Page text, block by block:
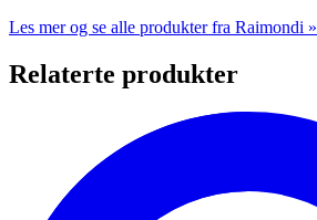
Les mer og se alle produkter fra Raimondi »
Relaterte produkter